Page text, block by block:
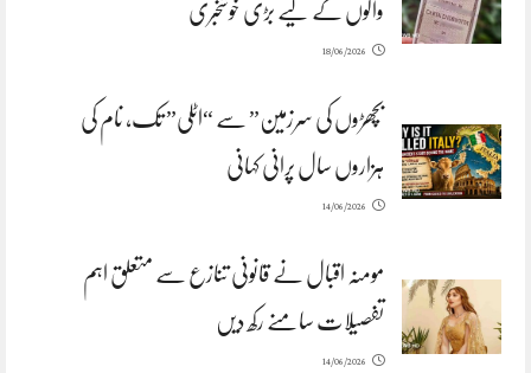
والوں کے لیے بڑی خوشخبری
18/06/2026
بچھڑوں کی سرزمین” سے “اٹلی” تک، نام کی
ہزاروں سال پرانی کہانی
14/06/2026
مومنہ اقبال نے قانونی تنازع سے متعلق اہم
تفصیلات سامنے رکھ دیں
14/06/2026